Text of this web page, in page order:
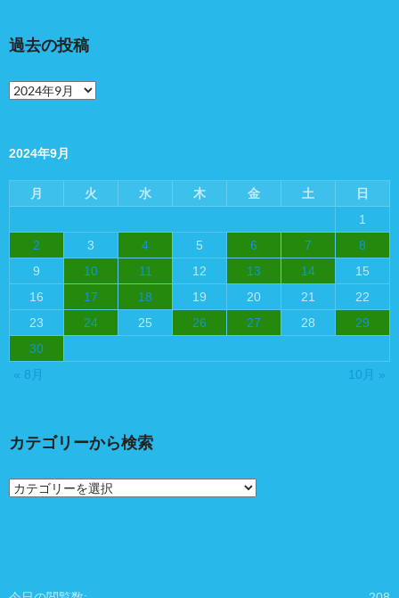
過去の投稿
過
去
稿
2024年9月
月 火 水 木 金 土
日
1
2
3 4 5 6 7
8
9
10 11 12 13 14
15
16
17 18 19 20 21
22
23
24 25 26 27 28
29
30
« 8月
10月 »
カテゴリーから検索
カ
テ